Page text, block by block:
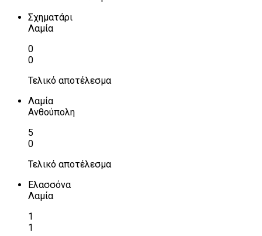
Σχηματάρι
Λαμία
0
0
Τελικό αποτέλεσμα
Λαμία
Ανθούπολη
5
0
Τελικό αποτέλεσμα
Ελασσόνα
Λαμία
1
1